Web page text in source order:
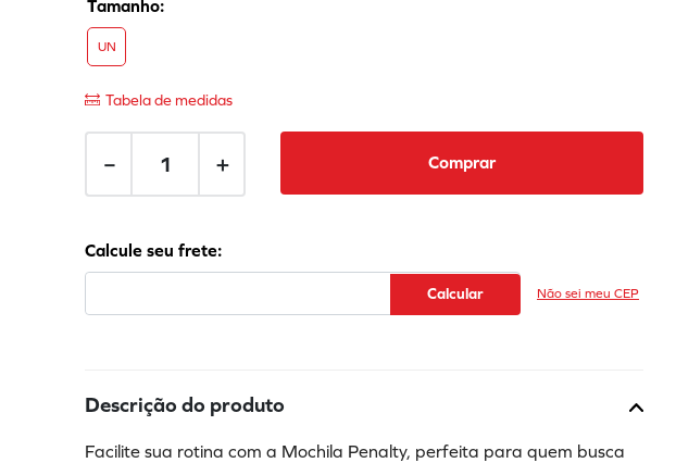
UN
Tabela de medidas
＋
－ Comprar
Não sei meu CEP
Descrição do produto
Facilite sua rotina com a Mochila Penalty, perfeita para quem busca